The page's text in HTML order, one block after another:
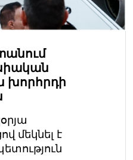
խորհրդի
մեկնել է